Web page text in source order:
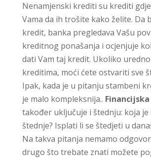
Nenamjenski krediti su krediti
Vama da ih trošite kako želite. Da
kredit, banka pregledava Vašu
kreditnog ponašanja i ocjenjuje
dati Vam taj kredit. Ukoliko
kreditima, moći ćete ostvariti sve
Ipak, kada je u pitanju stambeni
je malo kompleksnija..
također uključuje i štednju: koja je
štednje? Isplati li se štedjeti u
Na takva pitanja nemamo
drugo što trebate znati možete